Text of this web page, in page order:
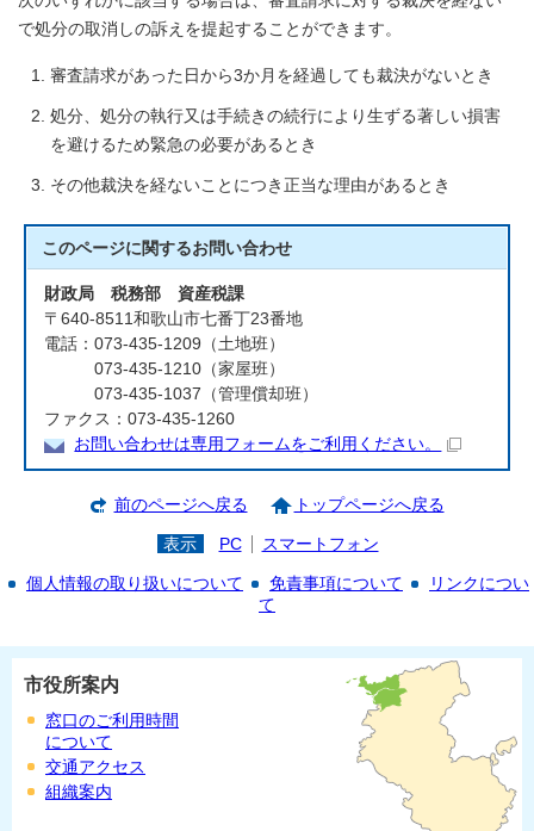
で処分の取消しの訴えを提起することができます。
審査請求があった日から3か月を経過しても裁決がないとき
処分、処分の執行又は手続きの続行により生ずる著しい損害
を避けるため緊急の必要があるとき
その他裁決を経ないことにつき正当な理由があるとき
このページに関するお問い合わせ
財政局 税務部 資産税課
〒640-8511和歌山市七番丁23番地
電話：073-435-1209（土地班）
073-435-1210（家屋班）
073-435-1037（管理償却班）
ファクス：073-435-1260
お問い合わせは専用フォームをご利用ください。
前のページへ戻る トップページへ戻る
表示 PC スマートフォン
個人情報の取り扱いについて 免責事項について
リンクについ
て
市役所案内
窓口のご利用時間
について
交通アクセス
組織案内